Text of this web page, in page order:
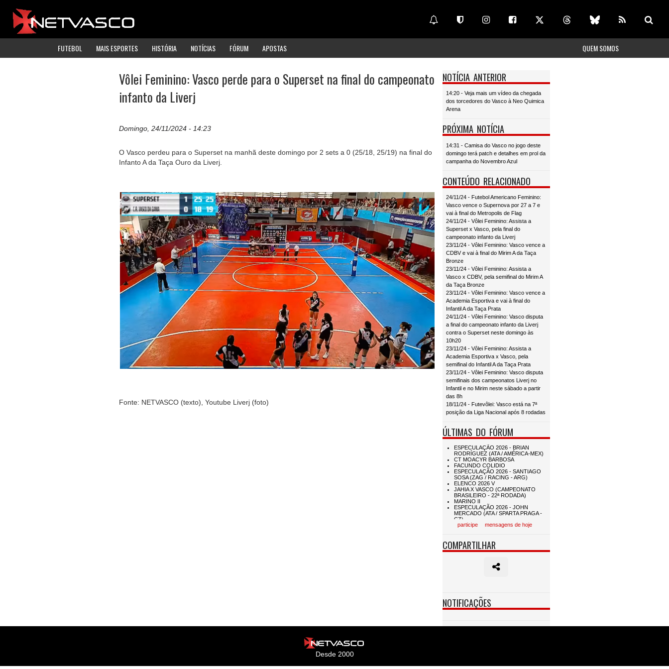
FUTEBOL MAIS ESPORTES HISTÓRIA NOTÍCIAS FÓRUM APOSTAS QUEM SOMOS
Vôlei Feminino: Vasco perde para o Superset na final do campeonato
infanto da Liverj
Domingo, 24/11/2024 - 14:23
O Vasco perdeu para o Superset na manhã deste domingo por 2 sets a 0 (25/18, 25/19) na final do
Infanto A da Taça Ouro da Liverj.
Fonte: NETVASCO (texto), Youtube Liverj (foto)
NOTÍCIA ANTERIOR
14:20 - Veja mais um vídeo da chegada
dos torcedores do Vasco à Neo Quimica
Arena
PRÓXIMA NOTÍCIA
14:31 - Camisa do Vasco no jogo deste
domingo terá patch e detalhes em prol da
campanha do Novembro Azul
CONTEÚDO RELACIONADO
24/11/24 - Futebol Americano Feminino:
Vasco vence o Supernova por 27 a 7 e
vai à final do Metropolis de Flag
24/11/24 - Vôlei Feminino: Assista a
Superset x Vasco, pela final do
campeonato infanto da Liverj
23/11/24 - Vôlei Feminino: Vasco vence a
CDBV e vai à final do Mirim A da Taça
Bronze
23/11/24 - Vôlei Feminino: Assista a
Vasco x CDBV, pela semifinal do Mirim A
da Taça Bronze
23/11/24 - Vôlei Feminino: Vasco vence a
Academia Esportiva e vai à final do
Infantil A da Taça Prata
24/11/24 - Vôlei Feminino: Vasco disputa
a final do campeonato infanto da Liverj
contra o Superset neste domingo às
10h20
23/11/24 - Vôlei Feminino: Assista a
Academia Esportiva x Vasco, pela
semifinal do Infantil A da Taça Prata
23/11/24 - Vôlei Feminino: Vasco disputa
semifinais dos campeonatos Liverj no
Infantil e no Mirim neste sábado a partir
das 8h
18/11/24 - Futevôlei: Vasco está na 7ª
posição da Liga Nacional após 8 rodadas
ÚLTIMAS DO FÓRUM
participe mensagens de hoje
COMPARTILHAR
NOTIFICAÇÕES
Desde 2000